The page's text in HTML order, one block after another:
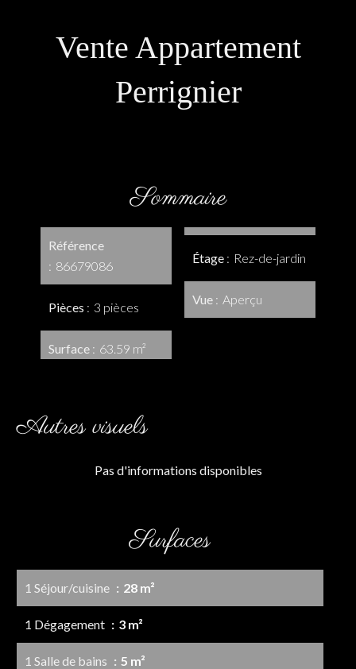
Vente Appartement
Perrignier
Sommaire
Référence
86679086
Pièces 3 pièces
Surface 63.59 m²
Étage Rez-de-jardin
Vue Aperçu
Autres visuels
Pas d'informations disponibles
Surfaces
1 Séjour/cuisine 28 m²
1 Dégagement 3 m²
1 Salle de bains 5 m²